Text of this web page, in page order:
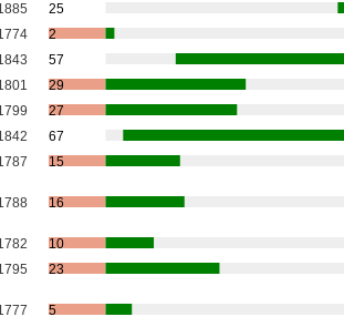
25
2
57
29
27
67
15
16
10
23
5